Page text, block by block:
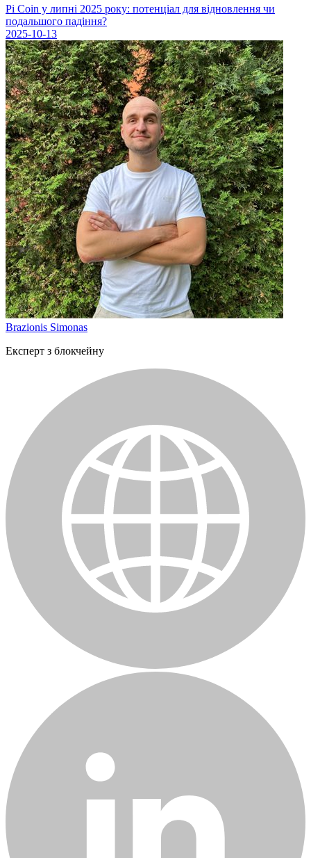
Pi Coin у липні 2025 року: потенціал для відновлення чи
подальшого падіння?
2025-10-13
Brazionis Simonas
Експерт з блокчейну